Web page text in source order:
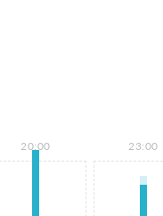
20:00 23:00